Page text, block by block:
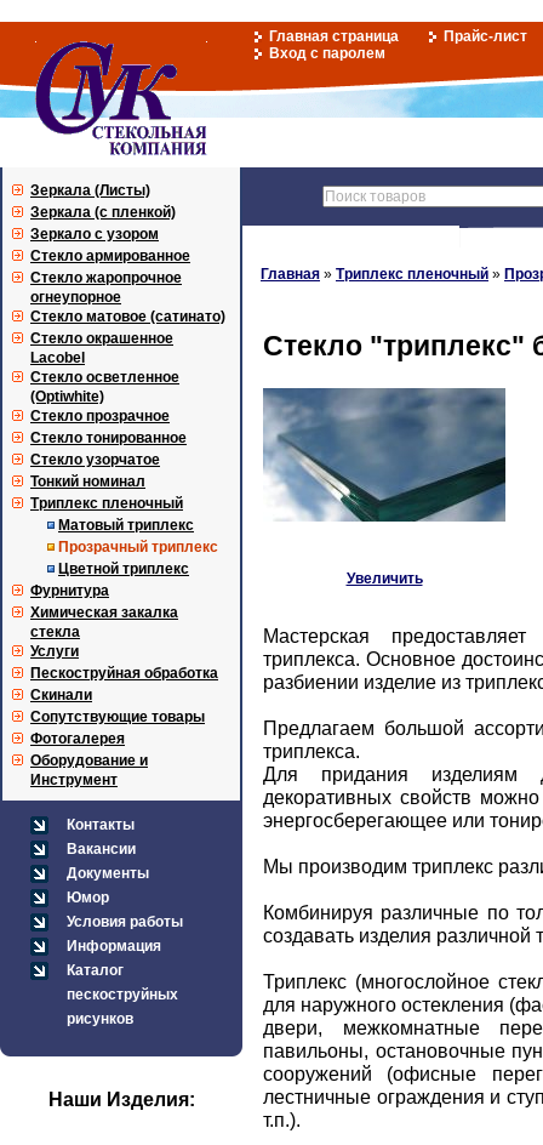
Главная страница
Прайс-лист
Вход с паролем
Зеркала (Листы)
Зеркала (с пленкой)
Зеркало с узором
Стекло армированное
Стекло жаропрочное
огнеупорное
Стекло матовое (сатинато)
Стекло окрашенное
Lacobel
Стекло осветленное
(Optiwhite)
Стекло прозрачное
Стекло тонированное
Стекло узорчатое
Тонкий номинал
Триплекс пленочный
Матовый триплекс
Прозрачный триплекс
Цветной триплекс
Фурнитура
Химическая закалка
стекла
Услуги
Пескоструйная обработка
Скинали
Сопутствующие товары
Фотогалерея
Оборудование и
Инструмент
Контакты
Вакансии
Документы
Юмор
Условия работы
Информация
Каталог
пескоструйных
рисунков
Наши Изделия:
Главная » Триплекс пленочный »
Стекло "триплекс"
Увеличить
Мастерская
триплекса. Основное
разбиении изделие из
Предлагаем большой
триплекса.
Для придания изделиям
декоративных свойств можно
энергосберегающее или
Мы производим триплекс
Комбинируя различные по
создавать изделия
Триплекс (многослойное
для наружного остекления
двери, межкомнатные
павильоны, остановочные
сооружений (офисные
лестничные ограждения и
т.п.).